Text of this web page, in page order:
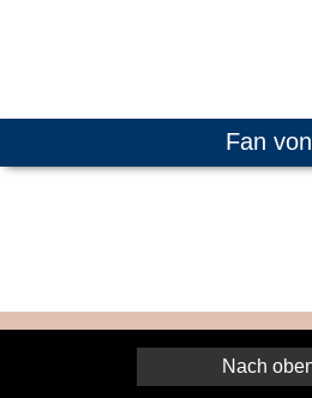
Fan von
Nach